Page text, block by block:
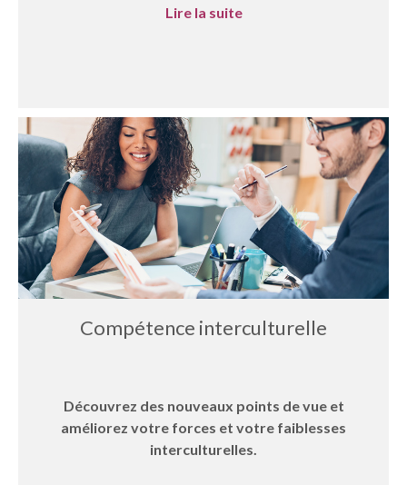
Lire la suite
Compétence interculturelle
Découvrez des nouveaux points de vue et
améliorez votre forces et votre faiblesses
interculturelles.